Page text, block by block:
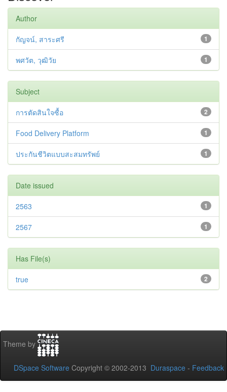
Author
1
กัญจน์, สาระศรี
1
พศวัต, วุฒิวัย
Subject
2
การตัดสินใจซื้อ
1
Food Delivery Platform
1
ประกันชีวิตแบบสะสมทรัพย์
Date issued
1
2563
1
2567
Has File(s)
2
true
Theme by
DSpace Software Copyright © 2002-2013 Duraspace - Feedback